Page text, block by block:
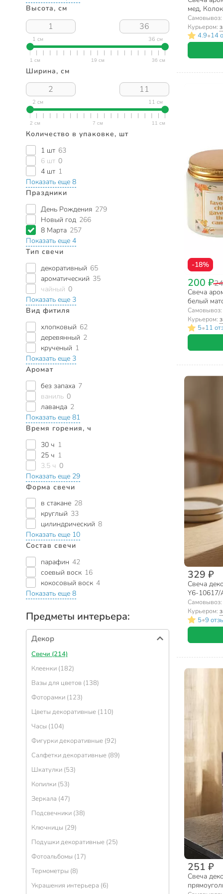
Высота, см
1 см 36 см
Ширина, см
2 см 11 см
Количество в упаковке, шт
1 шт 63
6 шт 0
4 шт 1
Показать еще 8
Праздники
День Рождения 279
Новый год 266
8 Марта 257
Показать еще 4
Тип свечи
декоративный 65
ароматический 35
чайный 0
Показать еще 3
Вид фитиля
хлопковый 62
деревянный 2
крученый 1
Показать еще 3
Аромат
без запаха 7
ваниль 0
лаванда 2
Показать еще 81
Время горения, ч
30 ч 1
25 ч 1
3.5 ч 0
Показать еще 29
Форма свечи
в стакане 28
круглый 33
цилиндрический 8
Показать еще 10
Состав свечи
парафин 42
соевый воск 16
кокосовый воск 4
Показать еще 8
Предметы интерьера:
Декор
Свечи (214)
Клеенки (182)
Вазы для цветов (138)
Фоторамки (123)
Цветы декоративные (110)
Часы (104)
Фигурки декоративные (92)
Салфетки декоративные (89)
Шкатулки (53)
Копилки (53)
Зеркала (47)
Подсвечники (38)
Ключницы (29)
Подушки декоративные (25)
Фотоальбомы (17)
Термометры (8)
Украшения интерьера (6)
мед,
Самовывоз:
Курьером:
4.9•14
-18%
200 ₽
Свеча
белый
дизайн в
Самовывоз:
Курьером:
5•11
329 ₽
Свеча
Y6-10617/
Самовывоз:
Курьером:
5•9
251 ₽
Свеча